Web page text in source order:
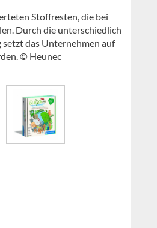
Stoffresten, die bei
Durch die unterschiedlich
das Unternehmen auf
© Heunec